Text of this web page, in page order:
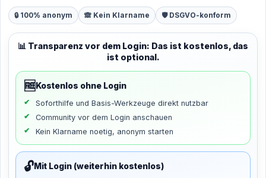
🔒 100% anonym 🙈 Kein Klarname 🛡️ DSGVO-konform
📊 Transparenz vor dem Login: Das ist kostenlos, das
ist optional.
🆓 Kostenlos ohne Login
Soforthilfe und Basis-Werkzeuge direkt nutzbar
Community vor dem Login anschauen
Kein Klarname noetig, anonym starten
🔓Mit Login (weiterhin kostenlos)